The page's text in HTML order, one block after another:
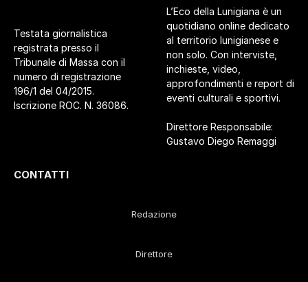
Testata giornalistica
registrata presso il
Tribunale di Massa con il
numero di registrazione
196/1 del 04/2015.
Iscrizione ROC. N. 36086.
L’Eco della Lunigiana è un
quotidiano online dedicato
al territorio lunigianese e
non solo. Con interviste,
inchieste, video,
approfondimenti e report di
eventi culturali e sportivi.
Direttore Responsabile:
Gustavo Diego Remaggi
CONTATTI
Redazione
Direttore